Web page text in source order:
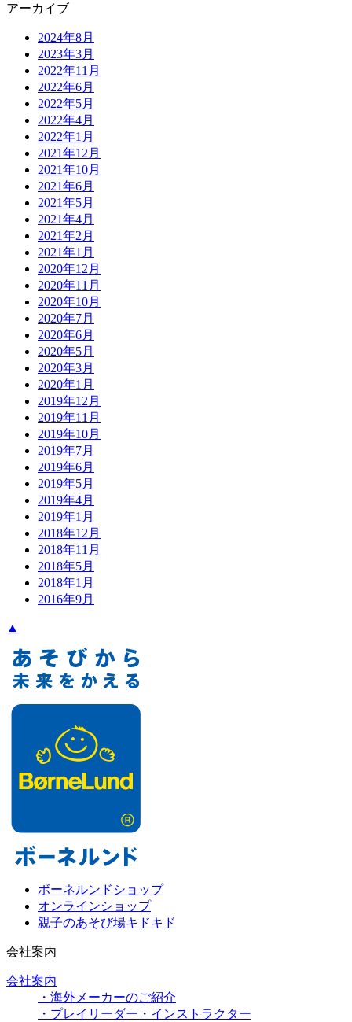
アーカイブ
2024年8月
2023年3月
2022年11月
2022年6月
2022年5月
2022年4月
2022年1月
2021年12月
2021年10月
2021年6月
2021年5月
2021年4月
2021年2月
2021年1月
2020年12月
2020年11月
2020年10月
2020年7月
2020年6月
2020年5月
2020年3月
2020年1月
2019年12月
2019年11月
2019年10月
2019年7月
2019年6月
2019年5月
2019年4月
2019年1月
2018年12月
2018年11月
2018年5月
2018年1月
2016年9月
▲
ボーネルンドショップ
オンラインショップ
親子のあそび場キドキド
会社案内
会社案内
・海外メーカーのご紹介
・プレイリーダー・インストラクター